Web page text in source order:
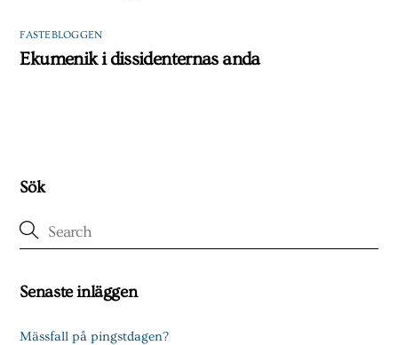
FASTEBLOGGEN
Ekumenik i dissidenternas anda
Sök
Senaste inläggen
Mässfall på pingstdagen?